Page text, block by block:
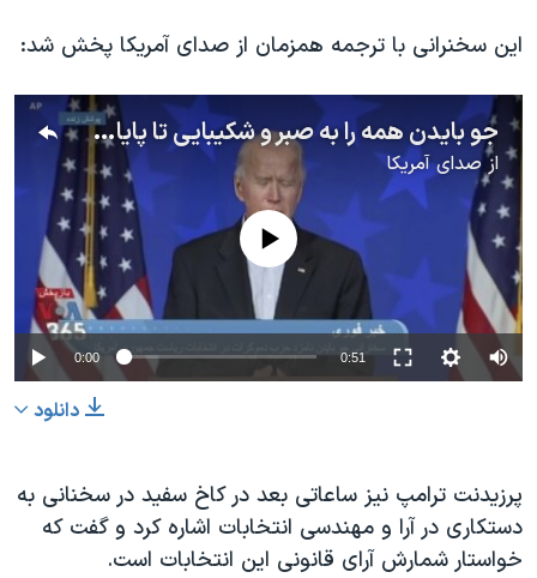
نرگس محمدی برنده جایزه نوبل صلح
همایش محافظه‌کاران آمریکا «سی‌پک»
صفحه‌های ویژه
سفر پرزیدنت ترامپ به چین
این سخنرانی با ترجمه همزمان از صدای آمریکا پخش شد:
جو بایدن همه را به صبر و شکیبایی تا پایان شمارش آرا دعوت کرد
ازصدای آمریکا
No media source currently available
0:00 0:51
دانلود
پرزیدنت ترامپ نیز ساعاتی بعد در کاخ سفید در سخنانی به
دستکاری در آرا و مهندسی انتخابات اشاره کرد و گفت که
خواستار شمارش آرای قانونی این انتخابات است.